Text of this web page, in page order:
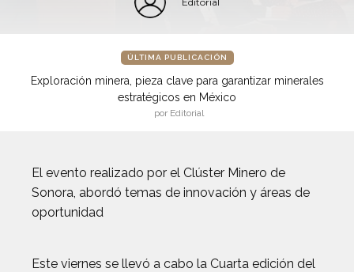
ÚLTIMA PUBLICACIÓN
Exploración minera, pieza clave para garantizar minerales
estratégicos en México
por Editorial
El evento realizado por el Clúster Minero de
Sonora, abordó temas de innovación y áreas de
oportunidad
Este viernes se llevó a cabo la Cuarta edición del